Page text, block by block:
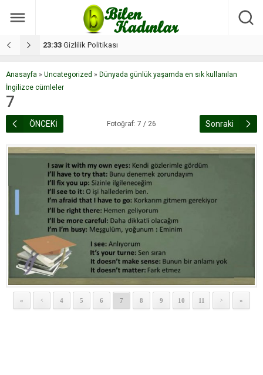
17:08 Dilan, düğününe 5 gün kala hayatını kaybetti
Anasayfa » Uncategorized » Dünyada günlük yaşamda en sık kullanılan
İngilizce cümleler
7
ÖNCEKİ Fotoğraf: 7 / 26 Sonraki
« < 4 5 6 7 8 9 10 11 > »